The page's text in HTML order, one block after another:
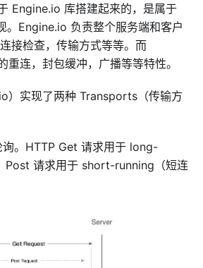
Engine.io 库搭建起来的，是属于
。Engine.io 负责整个服务端和客户
接检查，传输方式等等。而
连，封包缓冲，广播等等特性。
）实现了两种 Transports（传输方
询。HTTP Get 请求用于 long-
Post 请求用于 short-running（短连